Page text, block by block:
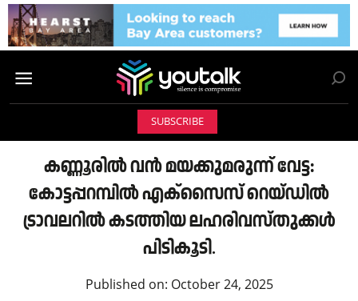
SUBSCRIBE
കണ്ണൂരിൽ വൻ മയക്കുമരുന്ന് വേട്ട:
കോട്ടപ്പറമ്പിൽ എക്സൈസ് റെയ്‌ഡിൽ
ട്രാവലറിൽ കടത്തിയ ലഹരിവസ്തുക്കൾ
പിടികൂടി.
Published on: October 24, 2025